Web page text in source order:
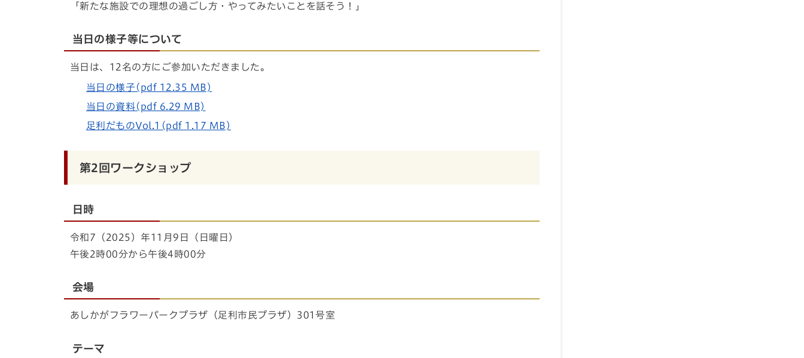
「新たな施設での理想の過ごし方・やってみたいことを話そう！」
当日の様子等について
当日は、12名の方にご参加いただきました。
当日の様子(pdf 12.35 MB)
当日の資料(pdf 6.29 MB)
足利だものVol.1(pdf 1.17 MB)
第2回ワークショップ
日時
令和7（2025）年11月9日（日曜日）
午後2時00分から午後4時00分
会場
あしかがフラワーパークプラザ（足利市民プラザ）301号室
テーマ